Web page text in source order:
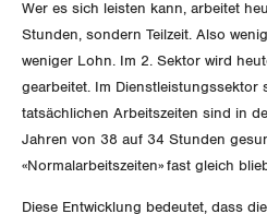
Schaffhausen
Schwyz
St. Gallen-Appenzell
Solothurn
Wer es sich leisten kann, arbeitet
Stunden, sondern Teilzeit. Also
weniger Lohn. Im 2. Sektor wird
gearbeitet. Im Dienstleistungssektor
tatsächlichen Arbeitszeiten sind in
Jahren von 38 auf 34 Stunden
«Normalarbeitszeiten» fast gleich
Diese Entwicklung bedeutet, dass